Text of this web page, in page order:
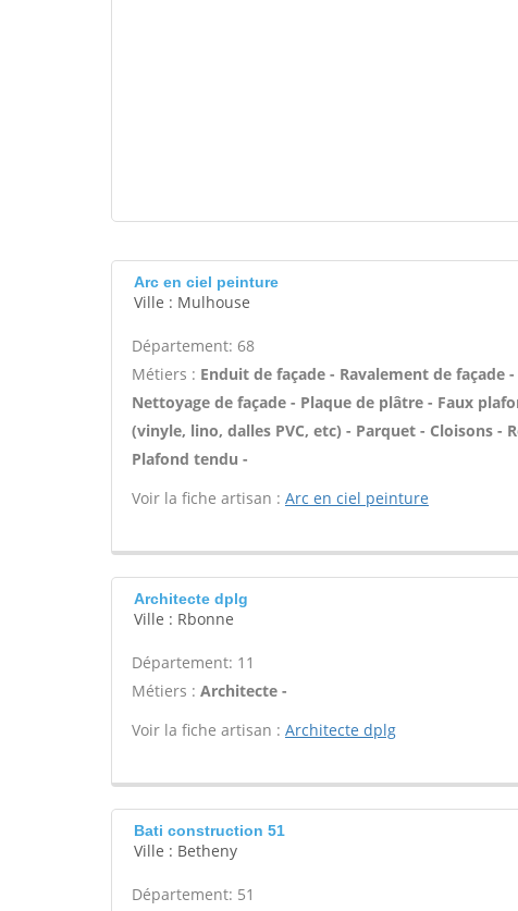
Arc en ciel peinture
Ville : Mulhouse
Département: 68
Métiers : Enduit de façade - Ravalement de
Nettoyage de façade - Plaque de plâtre - Faux
(vinyle, lino, dalles PVC, etc) - Parquet - Cloisons -
Plafond tendu -
Voir la fiche artisan : Arc en ciel peinture
Architecte dplg
Ville : Rbonne
Département: 11
Métiers : Architecte -
Voir la fiche artisan : Architecte dplg
Bati construction 51
Ville : Betheny
Département: 51